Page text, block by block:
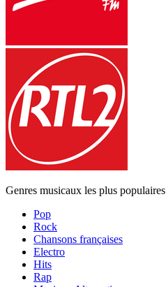
Genres musicaux les plus populaires
Pop
Rock
Chansons françaises
Electro
Hits
Rap